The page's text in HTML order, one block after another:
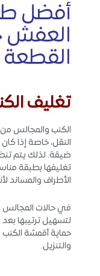
أفضل
العفش
القطعة
تغليف
الكنب والمجالس من
النقل، خاصة إذا
ضيقة. لذلك يتم
تغليفها بطبقة
الأطراف والمساند
في حالات المجالس
لتسهيل ترتيبها
حماية أقمشة الكنب
والتنزيل.